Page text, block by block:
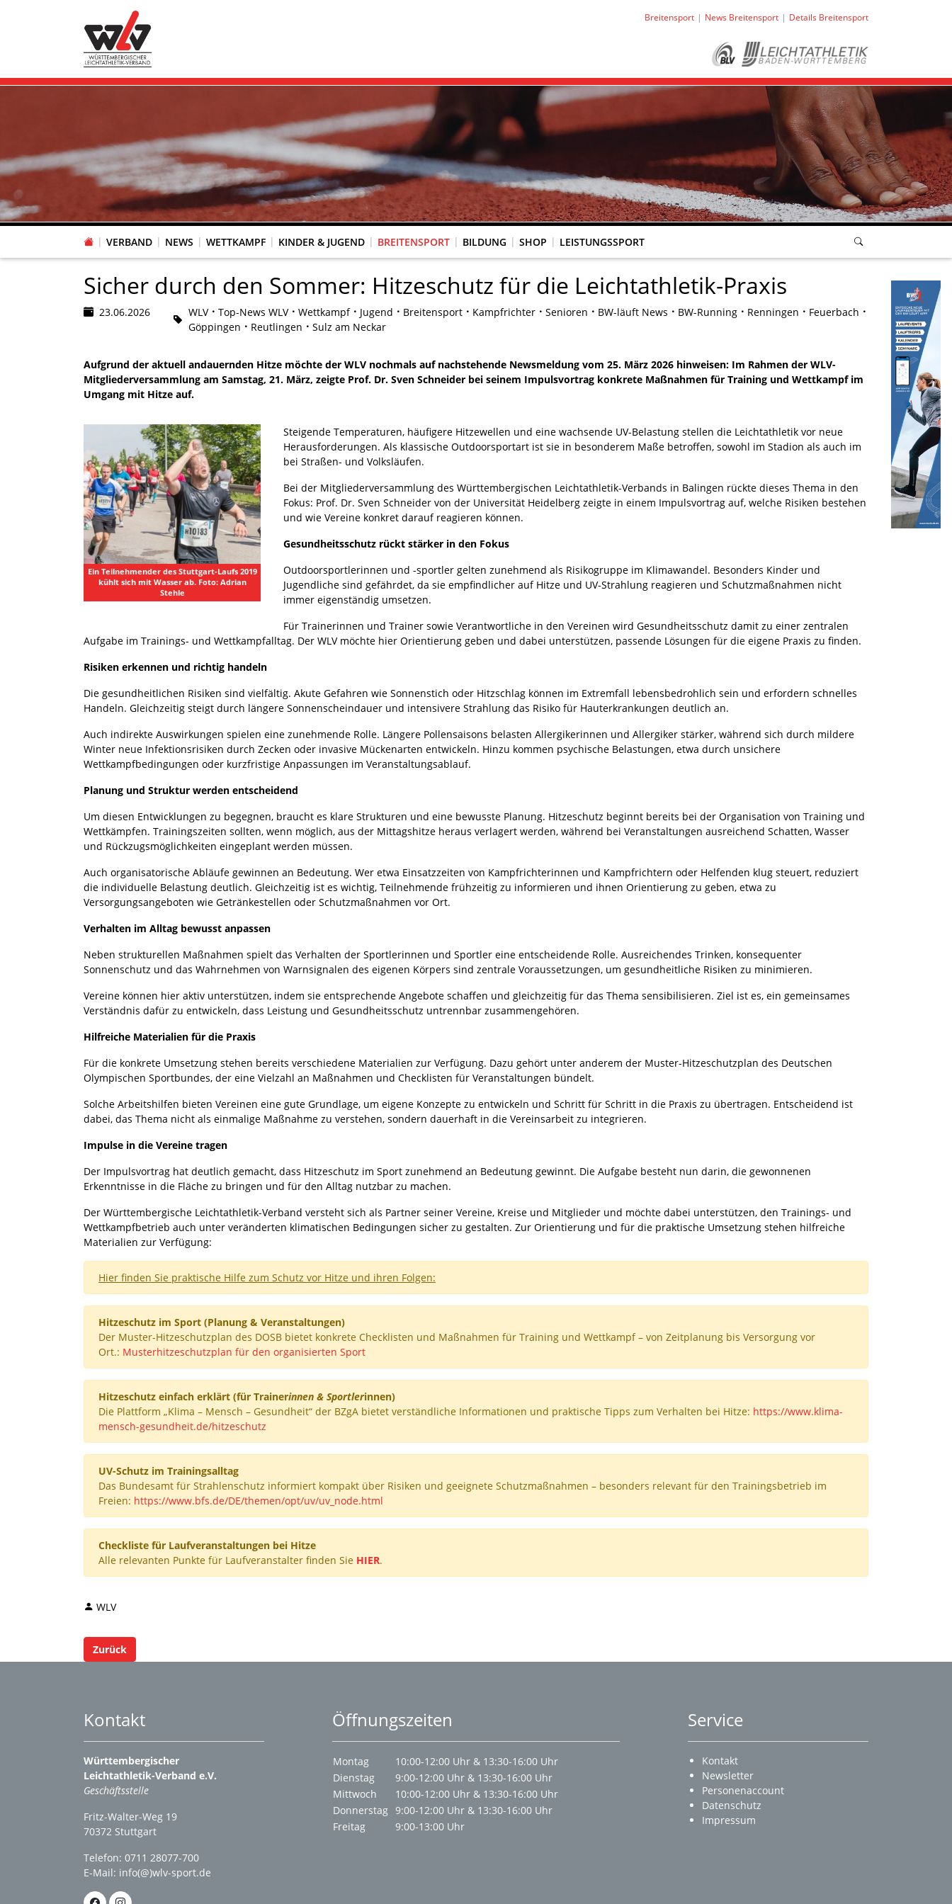
Breitensport News Breitensport Details Breitensport
VERBAND NEWS WETTKAMPF KINDER & JUGEND BREITENSPORT BILDUNG SHOP LEISTUNGSSPORT
Sicher durch den Sommer: Hitzeschutz für die Leichtathletik-Praxis
23.06.2026 WLV Top-News WLV Wettkampf Jugend Breitensport Kampfrichter Senioren BW-läuft News BW-Running Renningen
Feuerbach
Göppingen
Reutlingen Sulz am Neckar
Aufgrund der aktuell andauernden Hitze möchte der WLV nochmals auf nachstehende Newsmeldung vom 25. März 2026 hinweisen: Im Rahmen der WLV-
Mitgliederversammlung am Samstag, 21. März, zeigte Prof. Dr. Sven Schneider bei seinem Impulsvortrag konkrete Maßnahmen für Training und Wettkampf im
Umgang mit Hitze auf.
Ein Teilnehmender des Stuttgart-Laufs 2019
kühlt sich mit Wasser ab. Foto: Adrian
Stehle
Steigende Temperaturen, häufigere Hitzewellen und eine wachsende UV-Belastung stellen die Leichtathletik vor neue
Herausforderungen. Als klassische Outdoorsportart ist sie in besonderem Maße betroffen, sowohl im Stadion als auch im
bei Straßen- und Volksläufen.
Bei der Mitgliederversammlung des Württembergischen Leichtathletik-Verbands in Balingen rückte dieses Thema in den
Fokus: Prof. Dr. Sven Schneider von der Universität Heidelberg zeigte in einem Impulsvortrag auf, welche Risiken bestehen
und wie Vereine konkret darauf reagieren können.
Gesundheitsschutz rückt stärker in den Fokus
Outdoorsportlerinnen und -sportler gelten zunehmend als Risikogruppe im Klimawandel. Besonders Kinder und
Jugendliche sind gefährdet, da sie empfindlicher auf Hitze und UV-Strahlung reagieren und Schutzmaßnahmen nicht
immer eigenständig umsetzen.
Für Trainerinnen und Trainer sowie Verantwortliche in den Vereinen wird Gesundheitsschutz damit zu einer zentralen
Aufgabe im Trainings- und Wettkampfalltag. Der WLV möchte hier Orientierung geben und dabei unterstützen, passende Lösungen für die eigene Praxis zu finden.
Risiken erkennen und richtig handeln
Die gesundheitlichen Risiken sind vielfältig. Akute Gefahren wie Sonnenstich oder Hitzschlag können im Extremfall lebensbedrohlich sein und erfordern schnelles
Handeln. Gleichzeitig steigt durch längere Sonnenscheindauer und intensivere Strahlung das Risiko für Hauterkrankungen deutlich an.
Auch indirekte Auswirkungen spielen eine zunehmende Rolle. Längere Pollensaisons belasten Allergikerinnen und Allergiker stärker, während sich durch mildere
Winter neue Infektionsrisiken durch Zecken oder invasive Mückenarten entwickeln. Hinzu kommen psychische Belastungen, etwa durch unsichere
Wettkampfbedingungen oder kurzfristige Anpassungen im Veranstaltungsablauf.
Planung und Struktur werden entscheidend
Um diesen Entwicklungen zu begegnen, braucht es klare Strukturen und eine bewusste Planung. Hitzeschutz beginnt bereits bei der Organisation von Training und
Wettkämpfen. Trainingszeiten sollten, wenn möglich, aus der Mittagshitze heraus verlagert werden, während bei Veranstaltungen ausreichend Schatten, Wasser
und Rückzugsmöglichkeiten eingeplant werden müssen.
Auch organisatorische Abläufe gewinnen an Bedeutung. Wer etwa Einsatzzeiten von Kampfrichterinnen und Kampfrichtern oder Helfenden klug steuert, reduziert
die individuelle Belastung deutlich. Gleichzeitig ist es wichtig, Teilnehmende frühzeitig zu informieren und ihnen Orientierung zu geben, etwa zu
Versorgungsangeboten wie Getränkestellen oder Schutzmaßnahmen vor Ort.
Verhalten im Alltag bewusst anpassen
Neben strukturellen Maßnahmen spielt das Verhalten der Sportlerinnen und Sportler eine entscheidende Rolle. Ausreichendes Trinken, konsequenter
Sonnenschutz und das Wahrnehmen von Warnsignalen des eigenen Körpers sind zentrale Voraussetzungen, um gesundheitliche Risiken zu minimieren.
Vereine können hier aktiv unterstützen, indem sie entsprechende Angebote schaffen und gleichzeitig für das Thema sensibilisieren. Ziel ist es, ein gemeinsames
Verständnis dafür zu entwickeln, dass Leistung und Gesundheitsschutz untrennbar zusammengehören.
Hilfreiche Materialien für die Praxis
Für die konkrete Umsetzung stehen bereits verschiedene Materialien zur Verfügung. Dazu gehört unter anderem der Muster-Hitzeschutzplan des Deutschen
Olympischen Sportbundes, der eine Vielzahl an Maßnahmen und Checklisten für Veranstaltungen bündelt.
Solche Arbeitshilfen bieten Vereinen eine gute Grundlage, um eigene Konzepte zu entwickeln und Schritt für Schritt in die Praxis zu übertragen. Entscheidend ist
dabei, das Thema nicht als einmalige Maßnahme zu verstehen, sondern dauerhaft in die Vereinsarbeit zu integrieren.
Impulse in die Vereine tragen
Der Impulsvortrag hat deutlich gemacht, dass Hitzeschutz im Sport zunehmend an Bedeutung gewinnt. Die Aufgabe besteht nun darin, die gewonnenen
Erkenntnisse in die Fläche zu bringen und für den Alltag nutzbar zu machen.
Der Württembergische Leichtathletik-Verband versteht sich als Partner seiner Vereine, Kreise und Mitglieder und möchte dabei unterstützen, den Trainings- und
Wettkampfbetrieb auch unter veränderten klimatischen Bedingungen sicher zu gestalten. Zur Orientierung und für die praktische Umsetzung stehen hilfreiche
Materialien zur Verfügung:
Hier finden Sie praktische Hilfe zum Schutz vor Hitze und ihren Folgen:
Hitzeschutz im Sport (Planung & Veranstaltungen)
Der Muster-Hitzeschutzplan des DOSB bietet konkrete Checklisten und Maßnahmen für Training und Wettkampf – von Zeitplanung bis Versorgung vor
Ort.: Musterhitzeschutzplan für den organisierten Sport
Hitzeschutz einfach erklärt (für Trainerinnen & Sportlerinnen)
Die Plattform „Klima – Mensch – Gesundheit“ der BZgA bietet verständliche Informationen und praktische Tipps zum Verhalten bei Hitze: https://www.klima-
mensch-gesundheit.de/hitzeschutz
UV-Schutz im Trainingsalltag
Das Bundesamt für Strahlenschutz informiert kompakt über Risiken und geeignete Schutzmaßnahmen – besonders relevant für den Trainingsbetrieb im
Freien: https://www.bfs.de/DE/themen/opt/uv/uv_node.html
Checkliste für Laufveranstaltungen bei Hitze
Alle relevanten Punkte für Laufveranstalter finden Sie HIER.
WLV
Zurück
Kontakt
Württembergischer
Leichtathletik-Verband e.V.
Geschäftsstelle
Fritz-Walter-Weg 19
70372 Stuttgart
Telefon: 0711 28077-700
E-Mail: info(@)wlv-sport.de
Öffnungszeiten
Montag
10:00-12:00 Uhr & 13:30-16:00 Uhr
Dienstag
9:00-12:00 Uhr & 13:30-16:00 Uhr
Mittwoch
10:00-12:00 Uhr & 13:30-16:00 Uhr
Donnerstag 9:00-12:00 Uhr & 13:30-16:00 Uhr
Freitag
9:00-13:00 Uhr
Service
Kontakt
Newsletter
Personenaccount
Datenschutz
Impressum